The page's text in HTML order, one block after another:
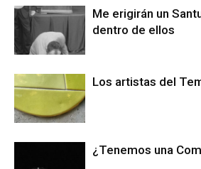
Me erigirán un
dentro de ellos
Los artistas del
¿Tenemos una